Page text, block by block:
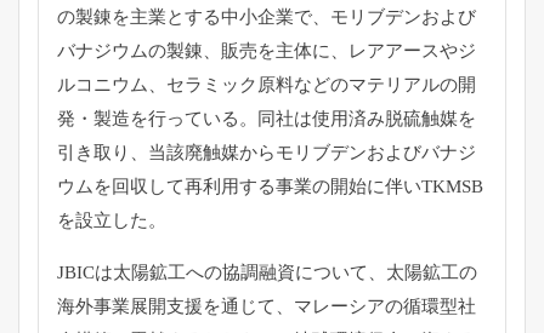
の製錬を主業とする中小企業で、モリブデンおよび
バナジウムの製錬、 販売を主体に、レアアースやジ
ルコニウム、 セラミック原料などのマテリアルの開
発・製造を行っている。
同社は使用済み脱硫触媒を
引き取り、 当該廃触媒からモリブデンおよびバナジ
ウムを回収して再利用する事業の開始に伴いTKMSB
を設立した。
JBICは太陽鉱工への協調融資について、 太陽鉱工の
海外事業展開支援を通じて、 マレーシアの循環型社